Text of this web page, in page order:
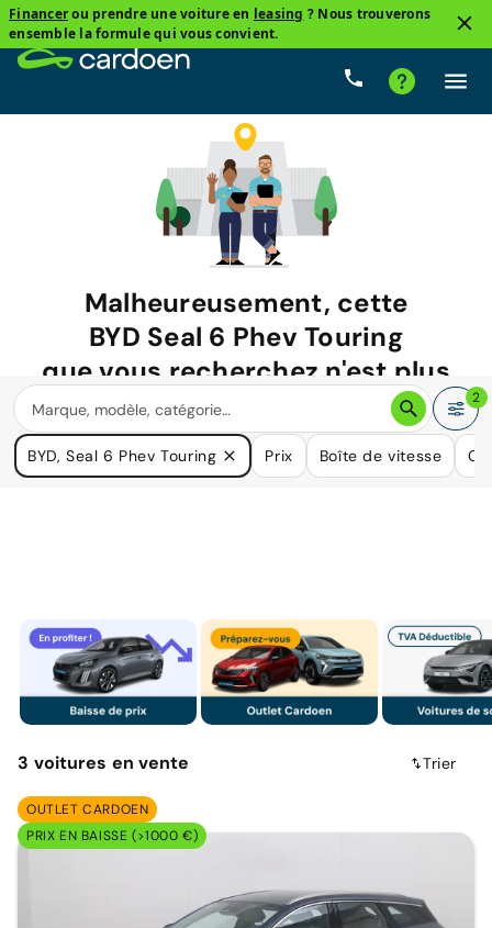
Financerou prendre une voiture en leasing ? Nous trouverons
ensemble la formule qui vous convient.
Malheureusement, cette
BYD Seal 6 Phev Touring
que vous recherchez n'est plus
disponible.
Nous avons de nombreuses voitures qui pourraient répondre
à vos besoins.
2
BYD, Seal 6 Phev Touring Prix Boîte de vitesse
3 voitures en vente Trier
OUTLET CARDOEN
PRIX EN BAISSE (>1000 €)